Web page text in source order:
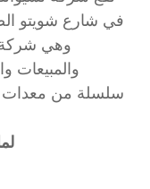
في شارع شويتو
وهي شركة
والمبيعات
سلسلة من معدات